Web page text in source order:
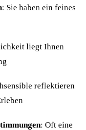
: Sie haben ein feines
liegt Ihnen
reflektieren
: Oft eine